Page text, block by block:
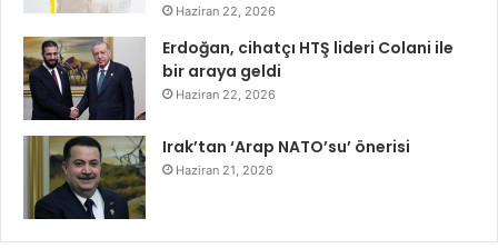
Haziran 22, 2026
Erdoğan, cihatçı HTŞ lideri Colani ile
bir araya geldi
Haziran 22, 2026
Irak’tan ‘Arap NATO’su’ önerisi
Haziran 21, 2026